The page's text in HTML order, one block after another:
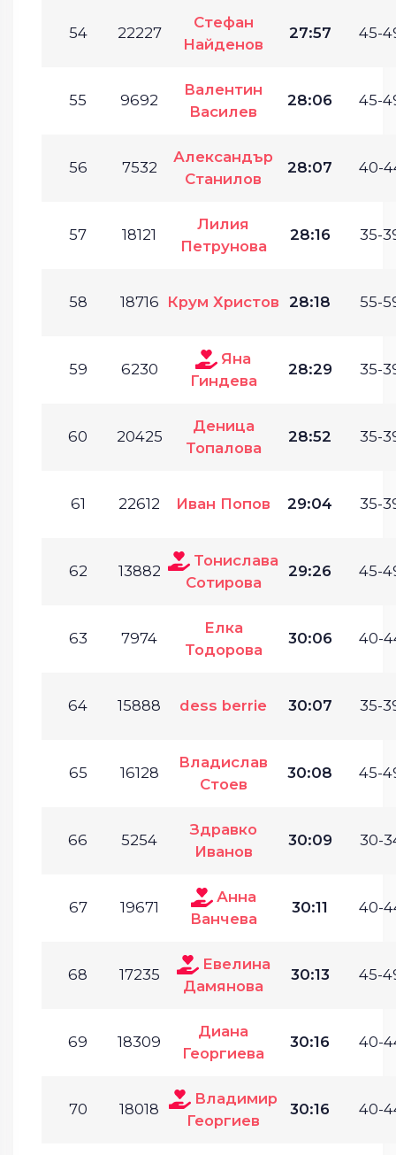
54 22227
Стефан
Найденов
27:57 45-
55 9692
Валентин
Василев
28:06 45-
56 7532
Александър
Станилов
28:07 40-
57 18121
Лилия
Петрунова
28:16 35-
58 18716 Крум Христов 28:18 55-
59 6230
Яна
Гиндева
28:29 35-
60 20425
Деница
Топалова
28:52 35-
61 22612 Иван Попов 29:04 35-
62 13882
Тонислава
Сотирова
29:26 45-
63 7974
Елка
Тодорова
30:06 40-
64 15888 dess berrie 30:07 35-
65 16128
Владислав
Стоев
30:08 45-
66 5254
Здравко
Иванов
30:09 30-
67 19671
Анна
Ванчева
30:11 40-
68 17235
Евелина
Дамянова
30:13 45-
69 18309
Диана
Георгиева
30:16 40-
70 18018
Владимир
Георгиев
30:16 40-